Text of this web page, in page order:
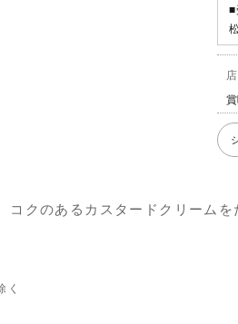
■
クのあるカスタードクリーム
く